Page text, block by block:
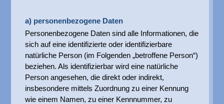
a) personenbezogene Daten
Personenbezogene Daten sind alle Informationen, die
sich auf eine identifizierte oder identifizierbare
natürliche Person (im Folgenden „betroffene Person“)
beziehen. Als identifizierbar wird eine natürliche
Person angesehen, die direkt oder indirekt,
insbesondere mittels Zuordnung zu einer Kennung
wie einem Namen, zu einer Kennnummer, zu